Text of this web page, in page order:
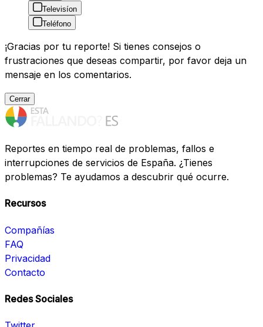
Televisíon
Teléfono
¡Gracias por tu reporte! Si tienes consejos o
frustraciones que deseas compartir, por favor deja un
mensaje en los comentarios.
Cerrar
Reportes en tiempo real de problemas, fallos e
interrupciones de servicios de España. ¿Tienes
problemas? Te ayudamos a descubrir qué ocurre.
Recursos
Compañías
FAQ
Privacidad
Contacto
Redes Sociales